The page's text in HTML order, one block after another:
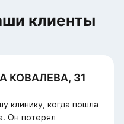
клиенты
КОВАЛЕВА, 31
клинику, когда пошла
Он потерял